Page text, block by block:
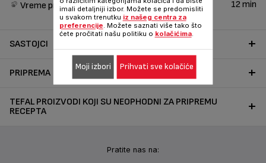
Vreme pripreme
12 min
SASTOJCI
PRIPREMA
TEFAL PROIZVODI KOJI SU NEOPHODNI ZA PRIPREMU
RECEPTA
Pratite nas na:
imali detaljniji izbor. Možete se predomisliti
u svakom trenutku iz našeg centra za
preferencije. Možete saznati više tako što
ćete pročitati našu politiku o kolačićima.
Moji izbori Prihvati sve kolačiće